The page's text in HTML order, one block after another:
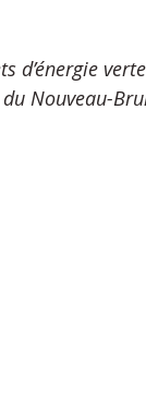
d’énergie
Nouveau-